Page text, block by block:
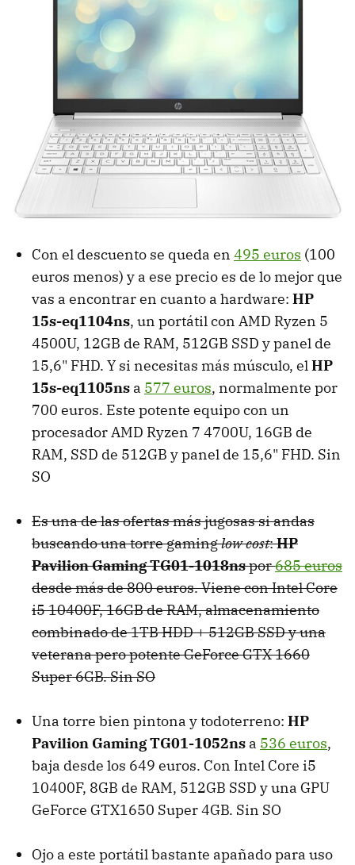
Con el descuento se queda en 495 euros (100
euros menos) y a ese precio es de lo mejor que
vas a encontrar en cuanto a hardware: HP
15s-eq1104ns, un portátil con AMD Ryzen 5
4500U, 12GB de RAM, 512GB SSD y panel de
15,6" FHD. Y si necesitas más músculo, elHP
15s-eq1105ns a 577 euros, normalmente por
700 euros. Este potente equipo con un
procesador AMD Ryzen 7 4700U, 16GB de
RAM, SSD de 512GB y panel de 15,6" FHD. Sin
SO
Es una de las ofertas más jugosas si andas
buscando una torre gaminglow cost:HP
Pavilion Gaming TG01-1018nspor685 euros
desde más de 800 euros. Viene con Intel Core
i5 10400F, 16GB de RAM, almacenamiento
combinado de 1TB HDD + 512GB SSD y una
veterana pero potente GeForce GTX 1660
Super 6GB. Sin SO
Una torre bien pintona y todoterreno: HP
Pavilion Gaming TG01-1052ns a 536 euros,
baja desde los 649 euros. Con Intel Core i5
10400F, 8GB de RAM, 512GB SSD y una GPU
GeForce GTX1650 Super 4GB. Sin SO
Ojo a este portátil bastante apañado para uso